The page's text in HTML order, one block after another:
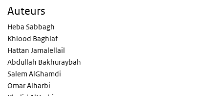
Auteurs
Heba Sabbagh
Khlood Baghlaf
Hattan Jamalellail
Abdullah Bakhuraybah
Salem AlGhamdi
Omar Alharbi